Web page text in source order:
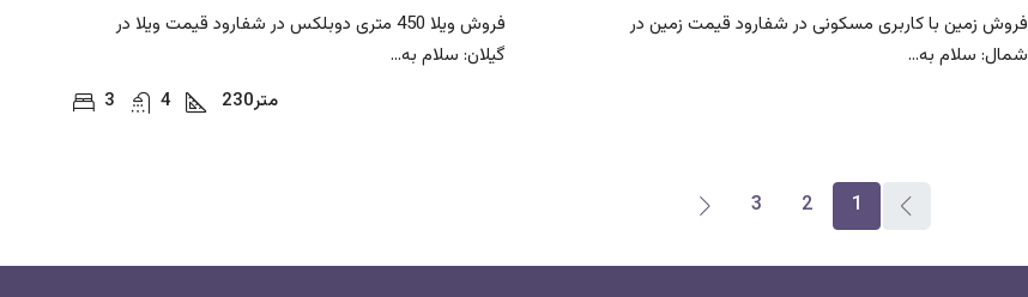
فروش زمین با کاربری مسکونی در شفارود قیمت زمین در
شمال: سلام به...
فروش ویلا 450 متری دوبلکس در شفارود قیمت ویلا در
گیلان: سلام به...
3
4 230متر
1
2
3